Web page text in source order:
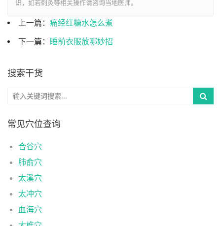
识，如若刺灸等相关操作请咨询当地医师。
上一篇： 痛经红糖水怎么煮
下一篇：
睡前衣服放哪妙招
搜索干货
常见穴位查询
合谷穴
肺俞穴
太溪穴
太冲穴
血海穴